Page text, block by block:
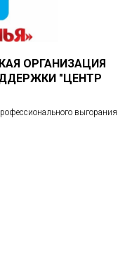
ОРГАНИЗАЦИЯ
"ЦЕНТР
выгорания